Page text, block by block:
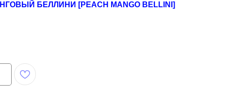
БЕЛЛИНИ [PEACH MANGO BELLINI]